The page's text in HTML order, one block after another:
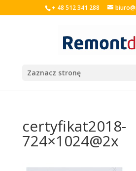
+ 48 512 341 288
Zaznacz stronę
certyfikat2018-
724×1024@2x